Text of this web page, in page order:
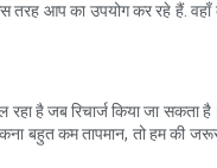
तरह आप का उपयोग कर रहे हैं.
है जब रिचार्ज किया जा
बहुत कम तापमान, तो हम की